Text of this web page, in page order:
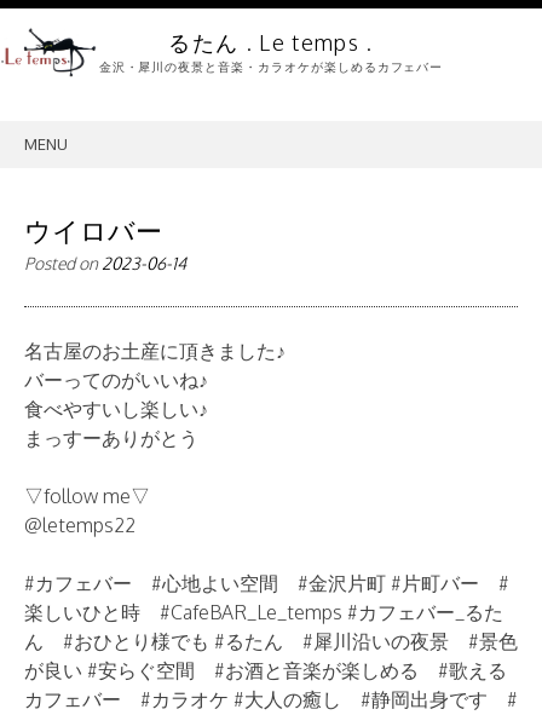
るたん . Le temps .
金沢・犀川の夜景と音楽・カラオケが楽しめるカフェバー
MENU
ウイロバー
Posted on2023-06-14
名古屋のお土産に頂きました♪
バーってのがいいね♪
食べやすいし楽しい♪
まっすーありがとう
▽follow me▽
@letemps22
#カフェバー #心地よい空間 #金沢片町 #片町バー #
楽しいひと時 #CafeBAR_Le_temps #カフェバー_るた
ん #おひとり様でも #るたん #犀川沿いの夜景 #景色
が良い #安らぐ空間 #お酒と音楽が楽しめる #歌える
カフェバー #カラオケ #大人の癒し #静岡出身です #